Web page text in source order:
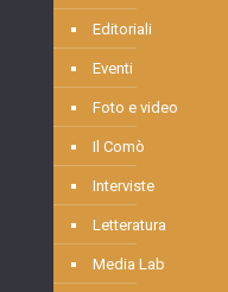
Editoriali
Eventi
Foto e video
Il Comò
Interviste
Letteratura
Media Lab